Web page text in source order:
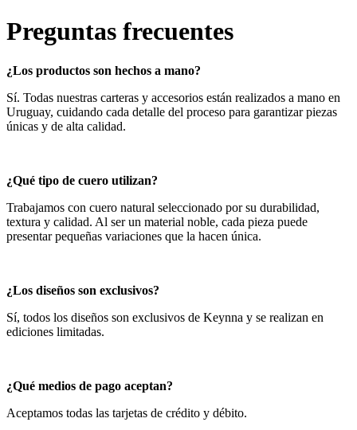
Preguntas frecuentes
¿Los productos son hechos a mano?
Sí. Todas nuestras carteras y accesorios están realizados a mano en
Uruguay, cuidando cada detalle del proceso para garantizar piezas
únicas y de alta calidad.
¿Qué tipo de cuero utilizan?
Trabajamos con cuero natural seleccionado por su durabilidad,
textura y calidad. Al ser un material noble, cada pieza puede
presentar pequeñas variaciones que la hacen única.
¿Los diseños son exclusivos?
Sí, todos los diseños son exclusivos de Keynna y se realizan en
ediciones limitadas.
¿Qué medios de pago aceptan?
Aceptamos todas las tarjetas de crédito y débito.